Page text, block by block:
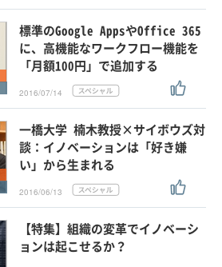
標準のGoogle AppsやOffice 365
に、高機能なワークフロー機能を
「月額100円」で追加する
2016/07/14
一橋大学 楠木教授×サイボウズ対
談：イノベーションは「好き嫌
い」から生まれる
2016/06/13
【特集】組織の変革でイノベーシ
ョンは起こせるか？